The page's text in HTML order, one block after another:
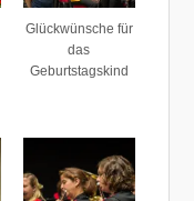
Glückwünsche für
das
Geburtstagskind